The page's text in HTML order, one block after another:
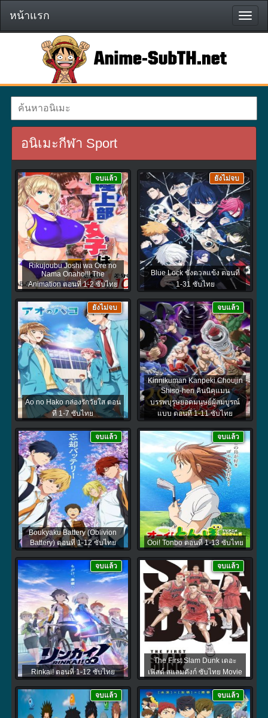
หน้า
แรก
หน้าแรก
อนิเมะกีฬา Sport
Rikujoubu Joshi wa Ore no
Nama Onaho!!! The
Animation ตอนที่ 1-2 ซับไทย
จบแล้ว
Blue Lock ขังดวลแข้ง ตอนที่
1-31 ซับไทย
ยังไม่จบ
Ao no Hako กล่องรักวัยใส ตอน
ที่ 1-7 ซับไทย
ยังไม่จบ
Kinnikuman Kanpeki Chоujin
Shiso-hen คินนิคุแมน
บรรพบุรุษยอดมนุษย์ผู้สมบูรณ์
แบบ ตอนที่ 1-11 ซับไทย
จบแล้ว
Boukyaku Battery (Oblivion
Battery) ตอนที่ 1-12 ซับไทย
จบแล้ว
Ooi! Tonbo ตอนที่ 1-13 ซับไทย
จบแล้ว
Rinkai! ตอนที่ 1-12 ซับไทย
จบแล้ว
The First Slam Dunk เดอะ
เฟิสต์ สแลมดังก์ ซับไทย Movie
จบแล้ว
จบแล้ว จบแล้ว